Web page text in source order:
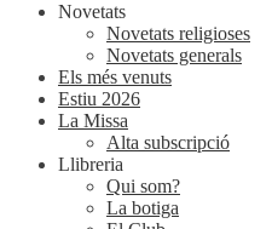
Novetats
Novetats religioses
Novetats generals
Els més venuts
Estiu 2026
La Missa
Alta subscripció
Llibreria
Qui som?
La botiga